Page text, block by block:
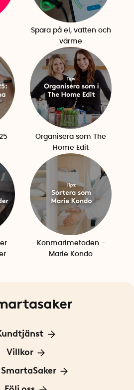
Spara på el, vatten och
värme
Organisera som The
Home Edit
Konmarimetoden -
Marie Kondo
Kontakta oss
För Företag
Villkor
och leverans
Om oss